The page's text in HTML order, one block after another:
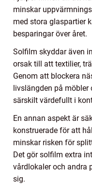
minskar
med stora glaspartier
besparingar över året.
Solfilm skyddar även
orsak till att textilier,
Genom att blockera
livslängden på möbler
särskilt värdefullt i
En annan aspekt är
konstruerade för att
minskar risken för
Det gör solfilm extra
vårdlokaler och andra
sig.